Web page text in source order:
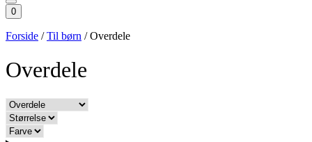
0
Forside /Til børn /Overdele
Overdele